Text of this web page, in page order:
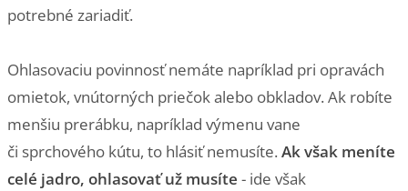
potrebné zariadiť.
Ohlasovaciu povinnosť nemáte napríklad pri opravách
omietok, vnútorných priečok alebo obkladov. Ak robíte
menšiu prerábku, napríklad výmenu vane
či sprchového kútu, to hlásiť nemusíte. Ak však meníte
celé jadro, ohlasovať už musíte - ide však